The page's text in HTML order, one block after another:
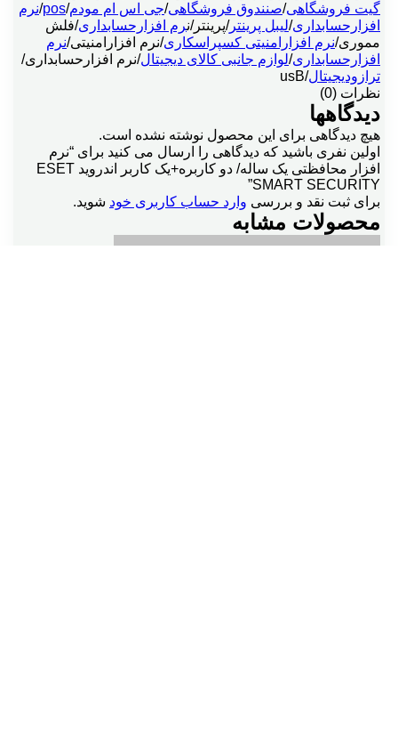
گیت فروشگاهی/صنندوق فروشگاهی/جی اس ام مودم/
pos
/نرم
افزارحسابداری/لیبل پرینتر/پرینتر/نرم افزارحسابداری/فلش
مموری/نرم افزارامنیتی کسپراسکاری/نرم افزارامنیتی/نرم
افزارحسابداری/لوازم جانبی کالای دیجیتال/نرم افزارحسابداری/
ترازودیجیتال/usB
نظرات (0)
دیدگاهها
هیچ دیدگاهی برای این محصول نوشته نشده است.
اولین نفری باشید که دیدگاهی را ارسال می کنید برای “نرم
افزار محافظتی یک ساله/ دو کاربره+یک کاربر اندروید ESET
SMART SECURITY”
برای ثبت نقد و بررسی وارد حساب کاربری خود شوید.
محصولات مشابه